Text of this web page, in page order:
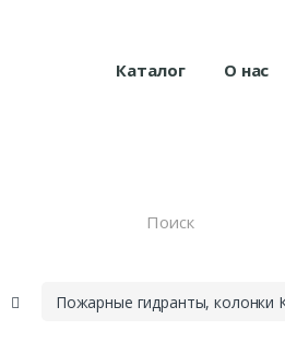
Каталог О нас
h
Пожарные гидранты, колонки